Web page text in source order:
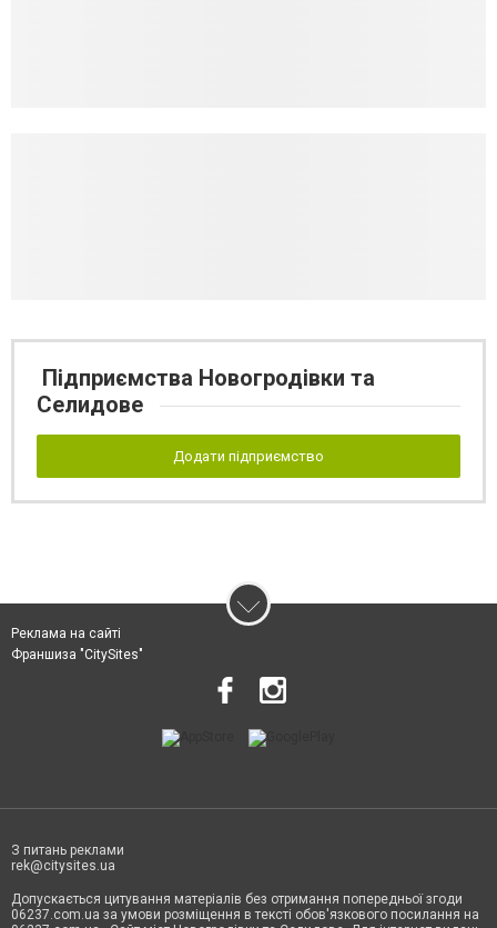
Підприємства Новогродівки та
Селидове
Додати підприємство
Реклама на сайті
Франшиза "CitySites"
З питань реклами
rek@citysites.ua
Допускається цитування матеріалів без отримання попередньої згоди
06237.com.ua за умови розміщення в тексті обов'язкового посилання на